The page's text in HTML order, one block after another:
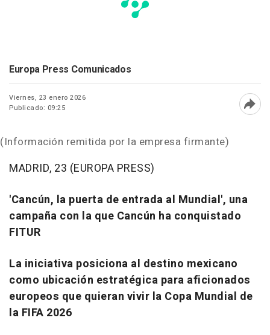
Europa Press Comunicados
Viernes, 23 enero 2026
Publicado: 09:25
(Información remitida por la empresa firmante)
MADRID, 23 (EUROPA PRESS)
'Cancún, la puerta de entrada al Mundial', una
campaña con la que Cancún ha conquistado
FITUR
La iniciativa posiciona al destino mexicano
como ubicación estratégica para aficionados
europeos que quieran vivir la Copa Mundial de
la FIFA 2026